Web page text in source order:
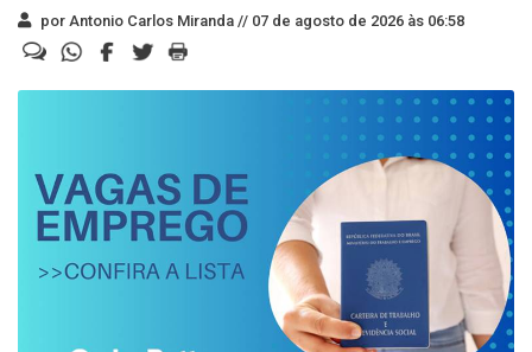
por Antonio Carlos Miranda // 07 de agosto de 2026 às 06:58